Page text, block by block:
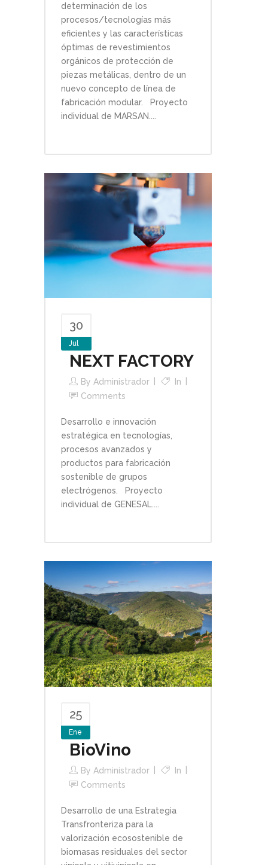
determinación de los
procesos/tecnologías más
eficientes y las características
óptimas de revestimientos
orgánicos de protección de
piezas metálicas, dentro de un
nuevo concepto de línea de
fabricación modular. Proyecto
individual de MARSAN....
30
Jul
NEXT FACTORY
By Administrador
In
Comments
Desarrollo e innovación
estratégica en tecnologías,
procesos avanzados y
productos para fabricación
sostenible de grupos
electrógenos. Proyecto
individual de GENESAL....
25
Ene
BioVino
By Administrador
In
Comments
Desarrollo de una Estrategia
Transfronteriza para la
valorización ecosostenible de
biomasas residuales del sector